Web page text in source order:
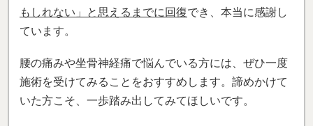
もしれない」と思えるまでに回復でき、本当に感謝し
ています。
腰の痛みや坐骨神経痛で悩んでいる方には、ぜひ一度
施術を受けてみることをおすすめします。諦めかけて
いた方こそ、一歩踏み出してみてほしいです。